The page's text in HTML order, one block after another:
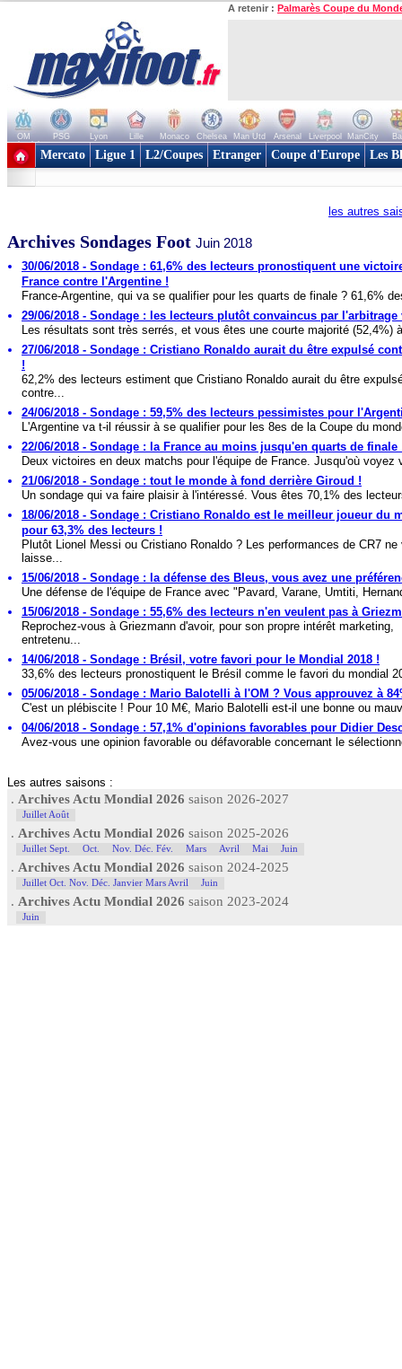
A retenir : Palmarès Coupe du
OM PSG Lyon Lille Monaco Chelsea Man Utd Arsenal Liverpool ManCity
+ de clubs
Mercato Ligue 1 L2/Coupes Etranger Coupe d'Europe Les
les autres
Archives Sondages Foot Juin 2018
30/06/2018 - Sondage : 61,6% des lecteurs pronostiquent une
France contre l'Argentine !
France-Argentine, qui va se qualifier pour les quarts de finale ? 61,6%
29/06/2018 - Sondage : les lecteurs plutôt convaincus par l'arbitrage
Les résultats sont très serrés, et vous êtes une courte majorité (52,4%)
27/06/2018 - Sondage : Cristiano Ronaldo aurait du être expulsé
!
62,2% des lecteurs estiment que Cristiano Ronaldo aurait du être
contre...
24/06/2018 - Sondage : 59,5% des lecteurs pessimistes pour
L'Argentine va t-il réussir à se qualifier pour les 8es de la Coupe du
22/06/2018 - Sondage : la France au moins jusqu'en quarts de finale
Deux victoires en deux matchs pour l'équipe de France. Jusqu'où voyez
21/06/2018 - Sondage : tout le monde à fond derrière Giroud !
Un sondage qui va faire plaisir à l'intéressé. Vous êtes 70,1% des
18/06/2018 - Sondage : Cristiano Ronaldo est le meilleur joueur du
pour 63,3% des lecteurs !
Plutôt Lionel Messi ou Cristiano Ronaldo ? Les performances de CR7 ne
laisse...
15/06/2018 - Sondage : la défense des Bleus, vous avez une
Une défense de l'équipe de France avec "Pavard, Varane, Umtiti,
15/06/2018 - Sondage : 55,6% des lecteurs n'en veulent pas à
Reprochez-vous à Griezmann d'avoir, pour son propre intérêt marketing,
entretenu...
14/06/2018 - Sondage : Brésil, votre favori pour le Mondial 2018 !
33,6% des lecteurs pronostiquent le Brésil comme le favori du mondial
05/06/2018 - Sondage : Mario Balotelli à l'OM ? Vous approuvez à
C'est un plébiscite ! Pour 10 M€, Mario Balotelli est-il une bonne ou
04/06/2018 - Sondage : 57,1% d'opinions favorables pour Didier
Avez-vous une opinion favorable ou défavorable concernant le
Les autres saisons :
. Archives Actu Mondial 2026 saison 2026-2027
Juillet Août
. Archives Actu Mondial 2026 saison 2025-2026
Juillet Sept. Oct. Nov. Déc. Fév. Mars Avril Mai Juin
. Archives Actu Mondial 2026 saison 2024-2025
Juillet Oct. Nov. Déc. Janvier Mars Avril Juin
. Archives Actu Mondial 2026 saison 2023-2024
Juin